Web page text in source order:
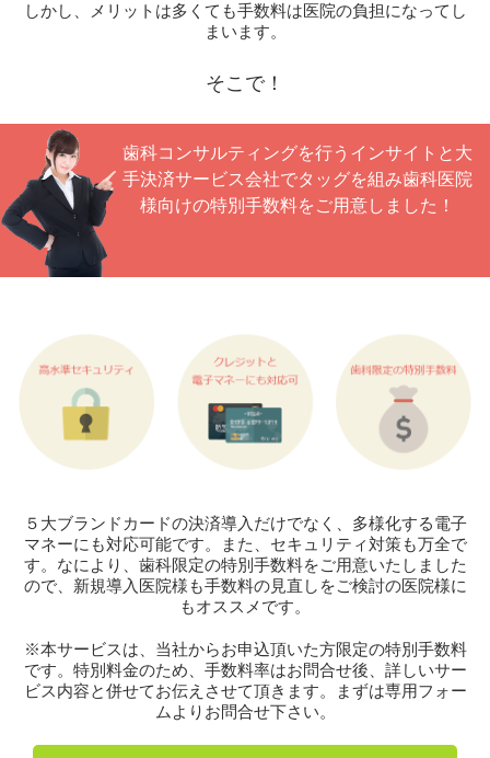
しかし、メリットは多くても手数料は医院の負担になってし
まいます。
そこで！
歯科コンサルティングを行うインサイトと 大
手決済サービス会社でタッグを組み歯科医院
様向けの特別手数料をご用意しました！
５大ブランドカードの決済導入だけでなく、多様化する電子
マネーにも対応可能です。また、セキュリティ対策も万全で
す。なにより、歯科限定の特別手数料をご用意いたしました
ので、新規導入医院様も手数料の見直しをご検討の医院様に
もオススメです。
※本サービスは、当社からお申込頂いた方限定の特別手数料
です。特別料金のため、手数料率はお問合せ後、詳しいサー
ビス内容と併せてお伝えさせて頂きます。まずは専用フォー
ムよりお問合せ下さい。